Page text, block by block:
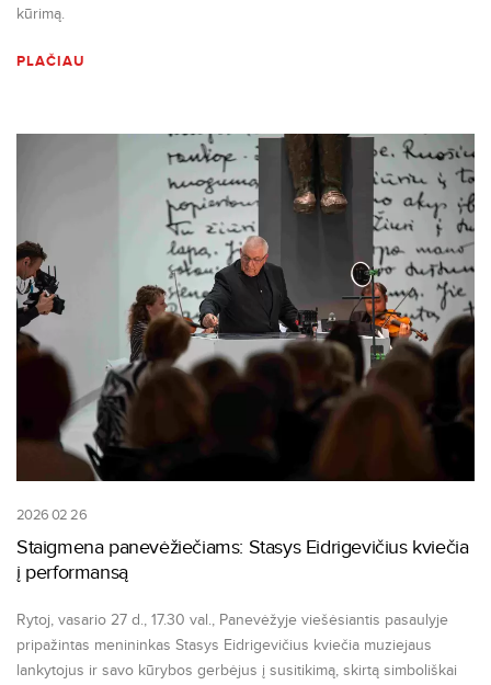
kūrimą.
PLAČIAU
2026 02 26
Staigmena panevėžiečiams: Stasys Eidrigevičius kviečia
į performansą
Rytoj, vasario 27 d., 17.30 val., Panevėžyje viešėsiantis pasaulyje
pripažintas menininkas Stasys Eidrigevičius kviečia muziejaus
lankytojus ir savo kūrybos gerbėjus į susitikimą, skirtą simboliškai